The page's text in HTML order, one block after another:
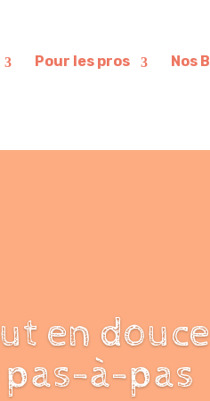
Pour les pros Nos
en
pas-à-pas